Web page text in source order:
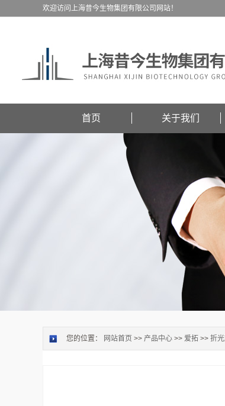
欢迎访问上海昔今生物集团有限公司网站！
首页 关于我们
您的位置： 网站首页 >> 产品中心 >> 爱拓 >> 折